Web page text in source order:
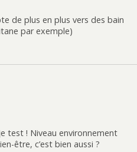
de plus en plus vers des bain
par exemple)
test ! Niveau environnement
être, c’est bien aussi ?